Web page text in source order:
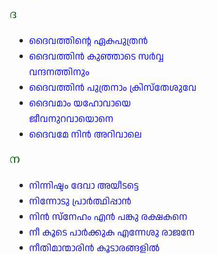
ദ
ദൈവത്തിന്റെ ഏകപുത്രൻ
ദൈവത്തിൻ കുഞ്ഞാടെ സർവ്വ
വന്ദനത്തിനും
ദൈവത്തിൻ പുത്രനാം ക്രിസ്തേശുവേ
ദൈവമാം യഹോവായെ
ജീവനുറവായൊനെ
ദൈവമേ നിൻ അറിവാലെ
ന
നിന്നിഷ്ടം ദേവാ അയീടട്ടെ
നിന്നോടു പ്രാർത്ഥിപ്പാൻ
നിൻ സ്നേഹം എൻ പങ്കു രക്ഷകനെ
നീ കൂടെ പാർക്കുക എന്നേശു രാജനേ
നീതിമാന്മാരിൻ കൂടാരങ്ങളിൽ